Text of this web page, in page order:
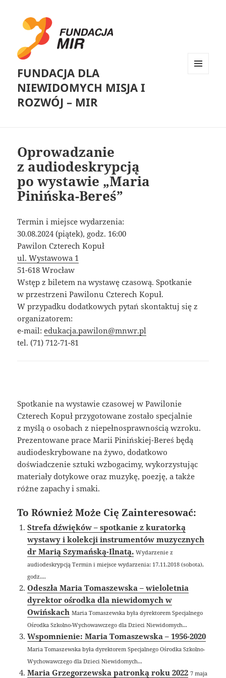
FUNDACJA DLA
NIEWIDOMYCH MISJA I
ROZWÓJ – MIR
Oprowadzanie
z audiodeskrypcją
po wystawie „Maria
Pinińska-Bereś”
Termin i miejsce wydarzenia:
30.08.2024 (piątek), godz. 16:00
Pawilon Czterech Kopuł
ul. Wystawowa 1
51-618 Wrocław
Wstęp z biletem na wystawę czasową. Spotkanie
w przestrzeni Pawilonu Czterech Kopuł.
W przypadku dodatkowych pytań skontaktuj się z
organizatorem:
e-mail:edukacja.pawilon@mnwr.pl
tel. (71) 712-71-81
Spotkanie na wystawie czasowej w Pawilonie
Czterech Kopuł przygotowane zostało specjalnie
z myślą o osobach z niepełnosprawnością wzroku.
Prezentowane prace Marii Pinińskiej-Bereś będą
audiodeskrybowane na żywo, dodatkowo
doświadczenie sztuki wzbogacimy, wykorzystując
materiały dotykowe oraz muzykę, poezję, a także
różne zapachy i smaki.
To Również Może Cię Zainteresować:
Strefa dźwięków – spotkanie z kuratorką
wystawy i kolekcji instrumentów muzycznych
dr Marią Szymańską-Ilnatą. Wydarzenie z
audiodeskrypcją Termin i miejsce wydarzenia: 17.11.2018 (sobota),
godz....
Odeszła Maria Tomaszewska – wieloletnia
dyrektor ośrodka dla niewidomych w
Owińskach Maria Tomaszewska była dyrektorem Specjalnego
Ośrodka Szkolno-Wychowawczego dla Dzieci Niewidomych...
Wspomnienie: Maria Tomaszewska – 1956-2020
Maria Tomaszewska była dyrektorem Specjalnego Ośrodka Szkolno-
Wychowawczego dla Dzieci Niewidomych...
Maria Grzegorzewska patronką roku 2022 7 maja